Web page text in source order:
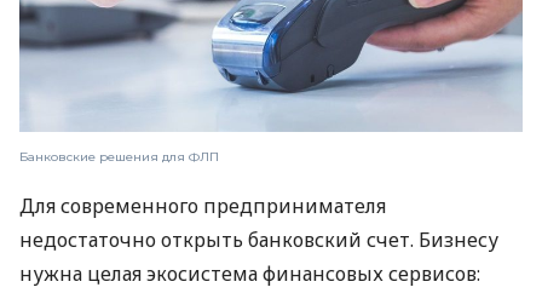
Банковские решения для ФЛП
Для современного предпринимателя
недостаточно открыть банковский счет. Бизнесу
нужна целая экосистема финансовых сервисов: